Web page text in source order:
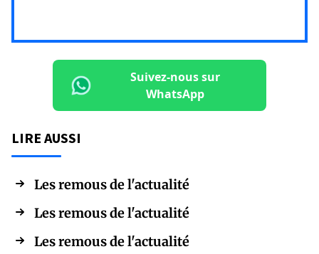
Suivez-nous sur
WhatsApp
LIRE AUSSI
Les remous de l'actualité
Les remous de l'actualité
Les remous de l'actualité